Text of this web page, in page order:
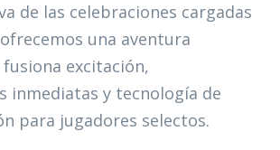
de las celebraciones cargadas
una aventura
excitación,
inmediatas y tecnología de
para jugadores selectos.